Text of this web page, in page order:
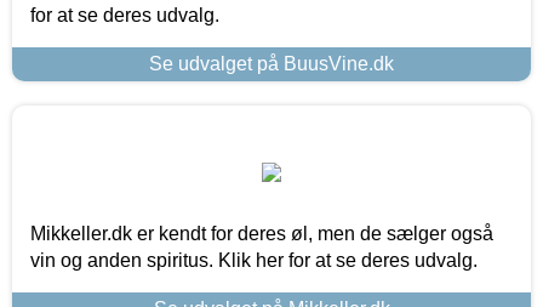
for at se deres udvalg.
Se udvalget på BuusVine.dk
Mikkeller.dk er kendt for deres øl, men de sælger også
vin og anden spiritus. Klik her for at se deres udvalg.